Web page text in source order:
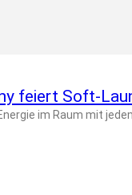
feiert Soft-
im Raum mit